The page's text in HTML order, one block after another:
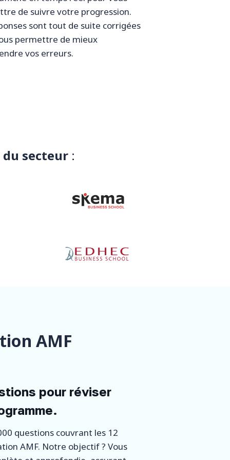
de suivre votre progression.
sont tout de suite corrigées
permettre de mieux
vos erreurs.
secteur :
AMF
pour réviser
questions couvrant les 12
AMF. Notre objectif ? Vous